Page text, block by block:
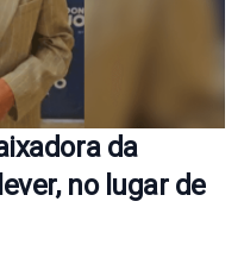
da
no lugar de